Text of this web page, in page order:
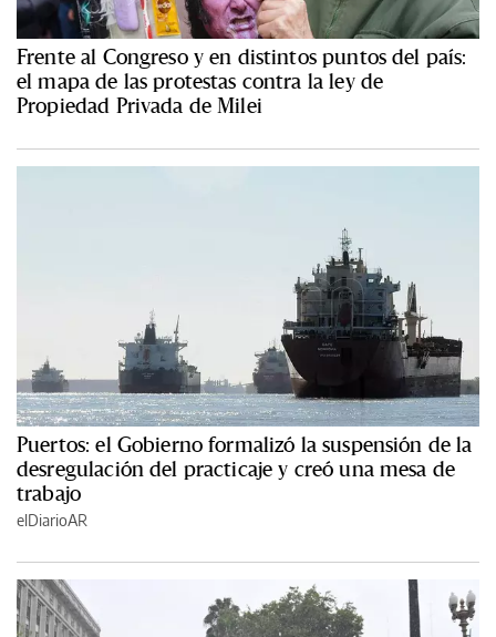
Frente al Congreso y en distintos puntos del país:
el mapa de las protestas contra la ley de
Propiedad Privada de Milei
Puertos: el Gobierno formalizó la suspensión de la
desregulación del practicaje y creó una mesa de
trabajo
elDiarioAR